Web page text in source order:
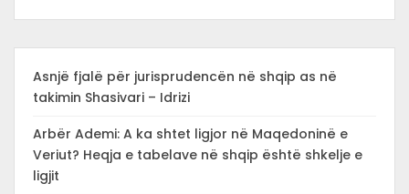
Asnjë fjalë për jurisprudencën në shqip as në
takimin Shasivari – Idrizi
Arbër Ademi: A ka shtet ligjor në Maqedoninë e
Veriut? Heqja e tabelave në shqip është shkelje e
ligjit